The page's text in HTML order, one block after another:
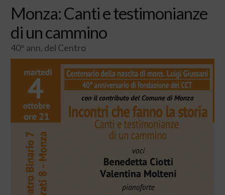
Monza: Canti e testimonianze
di un cammino
40° ann. del Centro